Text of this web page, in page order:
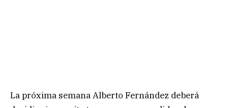
La próxima semana Alberto Fernández deberá